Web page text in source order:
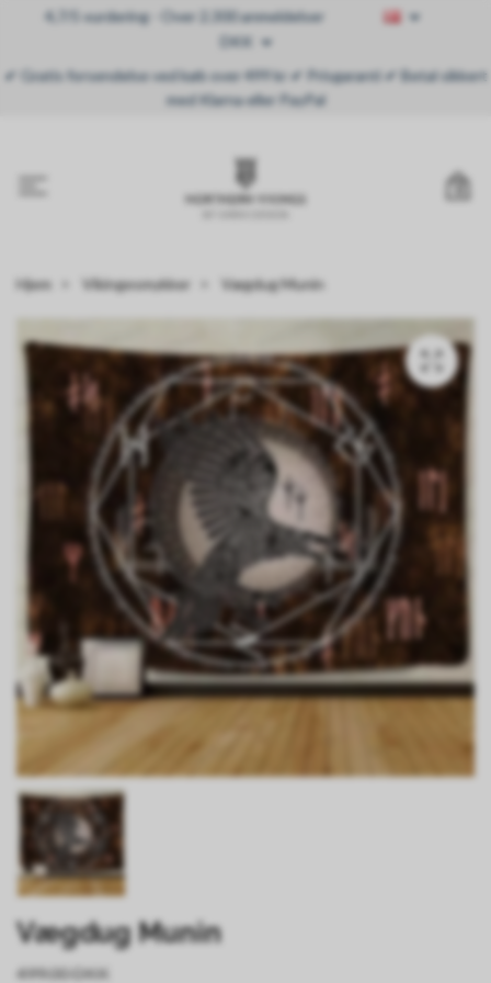
4,7/5 vurdering - Over 2.300 anmeldelser
DKK
✔ Gratis forsendelse ved køb over 499 kr ✔ Prisgaranti ✔ Betal sikkert
med Klarna eller PayPal
Hjem Vikingesmykker Vægdug Munin
Vægdug Munin
499.00 DKK